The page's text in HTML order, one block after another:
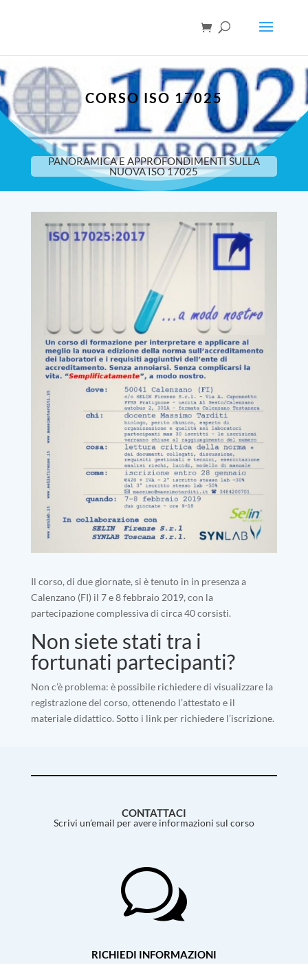
CORSO ISO 17025
PANORAMICA E APPROFONDIMENTI SULLA
NUOVA ISO 17025
Il corso, di due giornate, si è tenuto in in presenza a
Calenzano (FI) il 7 e 8 febbraio 2019, con la
partecipazione complessiva di circa 40 corsisti.
Non siete stati tra i
fortunati partecipanti?
Non c’è problema: è possibile richiedere di visualizzare la
registrazione del corso, ottenendo l’attestato e il
materiale didattico. Sotto i link per richiedere l’iscrizione.
CONTATTACI
Scrivi un’email per avere informazioni sul corso
w
RICHIEDI INFORMAZIONI